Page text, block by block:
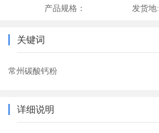
产品规格： 发货地:
关键词
常州碳酸钙粉
详细说明